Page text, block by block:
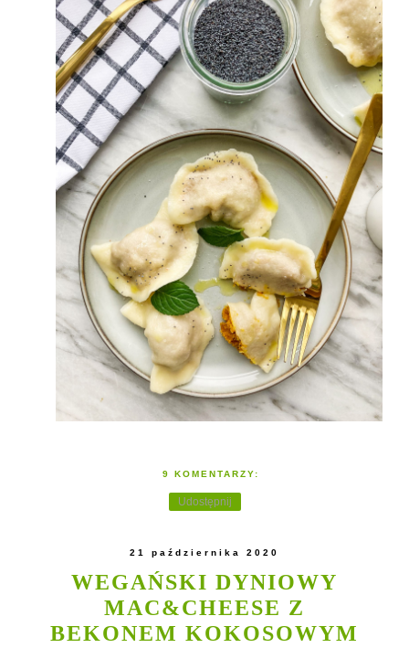
9 KOMENTARZY:
Udostępnij
21 października 2020
WEGAŃSKI DYNIOWY
MAC&CHEESE Z
BEKONEM KOKOSOWYM